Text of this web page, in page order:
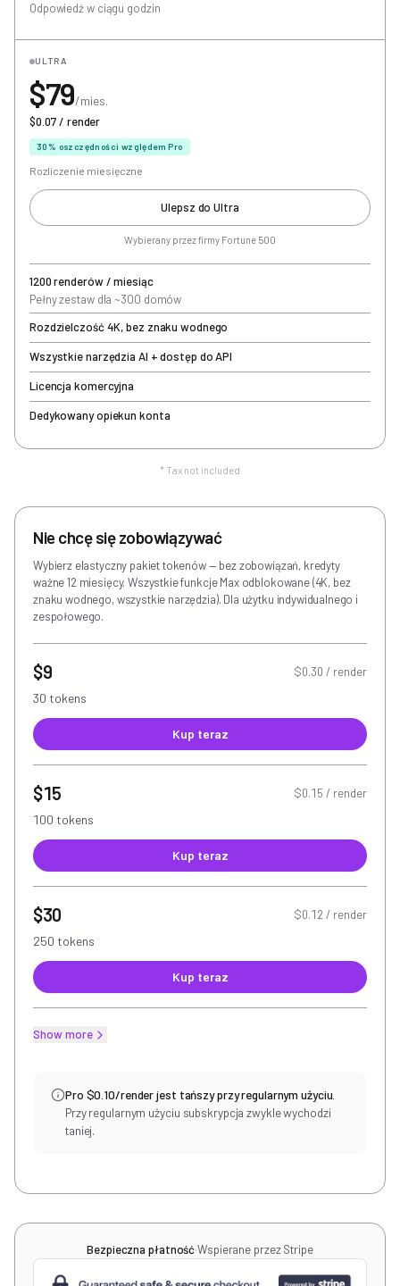
Odpowiedź w ciągu godzin
ULTRA
$79/mies.
$0.07 / render
30% oszczędności względem Pro
Rozliczenie miesięczne
Ulepsz do Ultra
Wybierany przez firmy Fortune 500
1200 renderów / miesiąc
Pełny zestaw dla ~300 domów
Rozdzielczość 4K, bez znaku wodnego
Wszystkie narzędzia AI + dostęp do API
Licencja komercyjna
Dedykowany opiekun konta
* Tax not included
Nie chcę się zobowiązywać
Wybierz elastyczny pakiet tokenów — bez zobowiązań, kredyty
ważne 12 miesięcy. Wszystkie funkcje Max odblokowane (4K, bez
znaku wodnego, wszystkie narzędzia). Dla użytku indywidualnego i
zespołowego.
$9 $0.30 / render
30 tokens
Kup teraz
$15 $0.15 / render
100 tokens
Kup teraz
$30 $0.12 / render
250 tokens
Kup teraz
Show more
Pro $0.10/render jest tańszy przy regularnym użyciu.
Przy regularnym użyciu subskrypcja zwykle wychodzi
taniej.
Bezpieczna płatność·Wspierane przez Stripe